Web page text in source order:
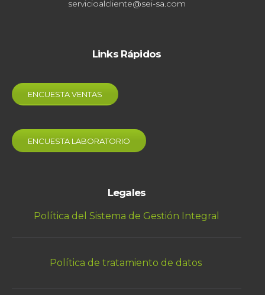
servicioalcliente@sei-sa.com
Links Rápidos
ENCUESTA VENTAS
ENCUESTA LABORATORIO
Legales
Política del Sistema de Gestión Integral
Política de tratamiento de datos